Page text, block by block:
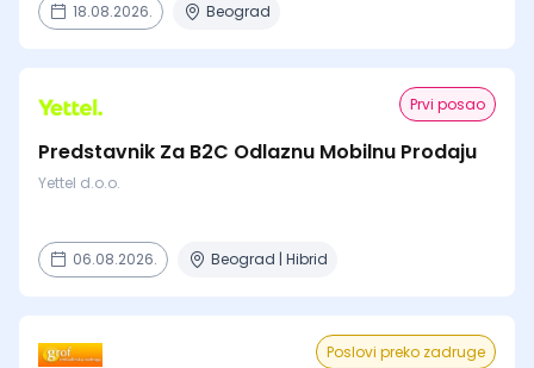
18.08.2026. Beograd
Prvi posao
Predstavnik Za B2C Odlaznu Mobilnu Prodaju
Yettel d.o.o.
06.08.2026. Beograd | Hibrid
Poslovi preko zadruge